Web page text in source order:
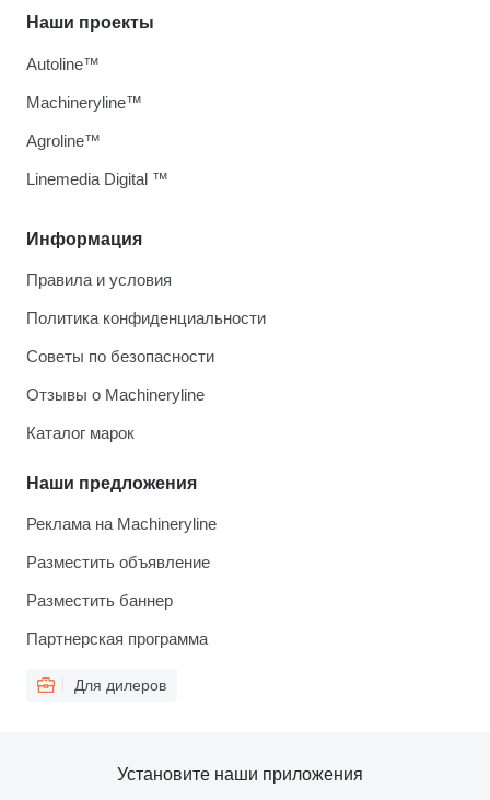
Информация
Правила и условия
Политика конфиденциальности
Советы по безопасности
Отзывы о Machineryline
Каталог марок
Наши предложения
Реклама на Machineryline
Разместить объявление
Разместить баннер
Партнерская программа
Для дилеров
Наши проекты
Autoline™
Machineryline™
Agroline™
Linemedia Digital ™
Установите наши приложения